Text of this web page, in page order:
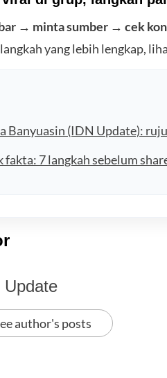
→ minta sumber → cek
yang lebih lengkap,
Banyuasin (IDN Update):
fakta: 7 langkah sebelum
Update
author's posts